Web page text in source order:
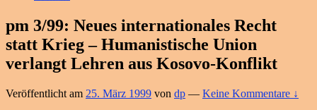
pm 3/99: Neues internationales Recht
statt Krieg – Humanistische Union
verlangt Lehren aus Kosovo-Konflikt
Veröffentlicht am 25. März 1999 von dp — Keine Kommentare ↓